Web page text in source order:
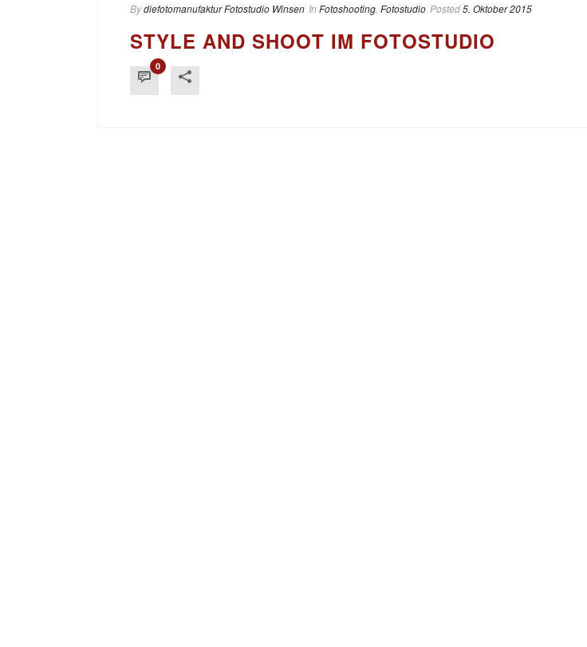
Bydiefotomanufaktur Fotostudio Winsen In Fotoshooting Fotostudio Posted5. Oktober 2015
STYLE AND SHOOT IM FOTOSTUDIO
0